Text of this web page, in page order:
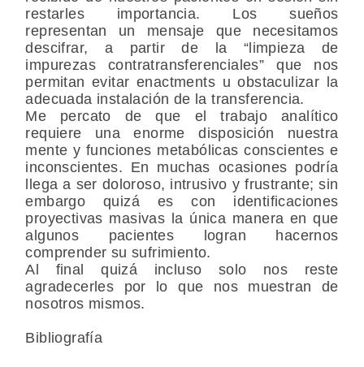
restarles importancia. Los sueños
representan un mensaje que necesitamos
descifrar, a partir de la “limpieza de
impurezas contratransferenciales” que nos
permitan evitar enactments u obstaculizar la
adecuada instalación de la transferencia.
Me percato de que el trabajo analítico
requiere una enorme disposición nuestra
mente y funciones metabólicas conscientes e
inconscientes. En muchas ocasiones podría
llega a ser doloroso, intrusivo y frustrante; sin
embargo quizá es con identificaciones
proyectivas masivas la única manera en que
algunos pacientes logran hacernos
comprender su sufrimiento.
Al final quizá incluso solo nos reste
agradecerles por lo que nos muestran de
nosotros mismos.
Bibliografía